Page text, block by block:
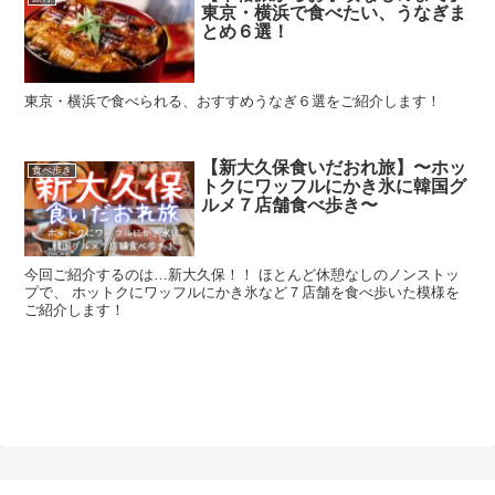
東京・横浜で食べたい、うなぎま
とめ６選！
東京・横浜で食べられる、おすすめうなぎ６選をご紹介します！
食べ歩き
【新大久保食いだおれ旅】〜ホッ
トクにワッフルにかき氷に韓国グ
ルメ７店舗食べ歩き〜
今回ご紹介するのは…新大久保！！ ほとんど休憩なしのノンストッ
プで、 ホットクにワッフルにかき氷など７店舗を食べ歩いた模様を
ご紹介します！